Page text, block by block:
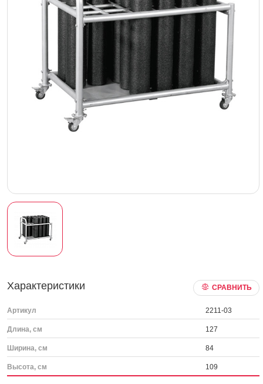
Характеристики СРАВНИТЬ
Артикул 2211-03
Длина, см 127
Ширина, см 84
Высота, см 109